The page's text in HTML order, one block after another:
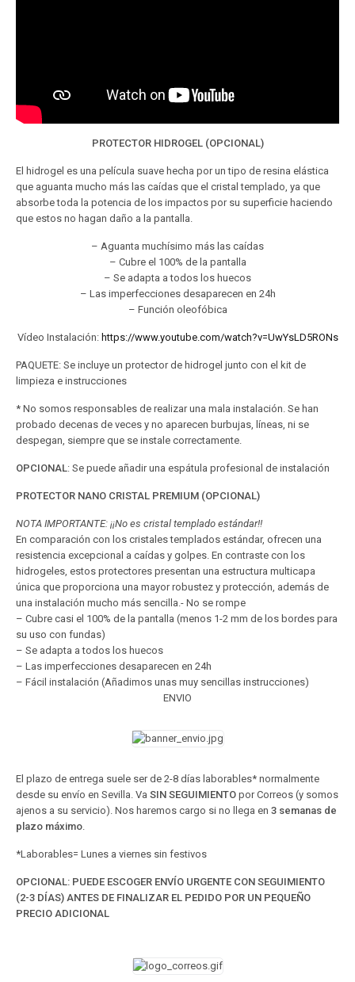
PROTECTOR HIDROGEL (OPCIONAL)
El hidrogel es una película suave hecha por un tipo de resina elástica
que aguanta mucho más las caídas que el cristal templado, ya que
absorbe toda la potencia de los impactos por su superficie haciendo
que estos no hagan daño a la pantalla.
– Aguanta muchísimo más las caídas
– Cubre el 100% de la pantalla
– Se adapta a todos los huecos
– Las imperfecciones desaparecen en 24h
– Función oleofóbica
Vídeo Instalación: https://www.youtube.com/watch?v=UwYsLD5RONs
PAQUETE: Se incluye un protector de hidrogel junto con el kit de
limpieza e instrucciones
* No somos responsables de realizar una mala instalación. Se han
probado decenas de veces y no aparecen burbujas, líneas, ni se
despegan, siempre que se instale correctamente.
OPCIONAL: Se puede añadir una espátula profesional de instalación
PROTECTOR NANO CRISTAL PREMIUM (OPCIONAL)
NOTA IMPORTANTE: ¡¡No es cristal templado estándar!!
En comparación con los cristales templados estándar, ofrecen una
resistencia excepcional a caídas y golpes. En contraste con los
hidrogeles, estos protectores presentan una estructura multicapa
única que proporciona una mayor robustez y protección, además de
una instalación mucho más sencilla.- No se rompe
– Cubre casi el 100% de la pantalla (menos 1-2 mm de los bordes para
su uso con fundas)
– Se adapta a todos los huecos
– Las imperfecciones desaparecen en 24h
– Fácil instalación (Añadimos unas muy sencillas instrucciones)
ENVIO
El plazo de entrega suele ser de 2-8 días laborables* normalmente
desde su envío en Sevilla. Va SIN SEGUIMIENTO por Correos (y somos
ajenos a su servicio). Nos haremos cargo si no llega en 3 semanas de
plazo máximo
*Laborables= Lunes a viernes sin festivos
OPCIONAL: PUEDE ESCOGER ENVÍO URGENTE CON SEGUIMIENTO
(2-3 DÍAS) ANTES DE FINALIZAR EL PEDIDO POR UN PEQUEÑO
PRECIO ADICIONAL